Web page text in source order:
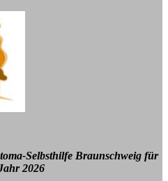
Selbsthilfe Braunschweig für
2026